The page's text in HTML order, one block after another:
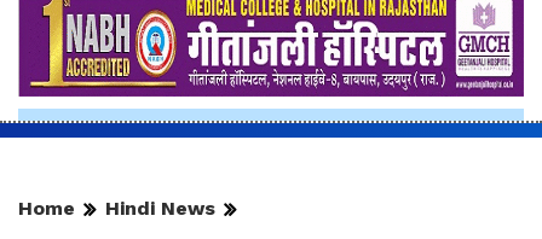
Home Hindi News